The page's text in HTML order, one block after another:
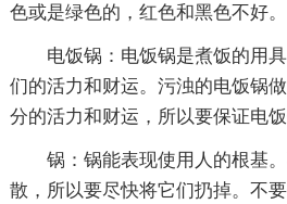
色或是绿色的，红色和黑色不好。
电饭锅：电饭锅是煮饭的用具
们的活力和财运。污浊的电饭锅
分的活力和财运，所以要保证电饭
锅：锅能表现使用人的根基。
散，所以要尽快将它们扔掉。不